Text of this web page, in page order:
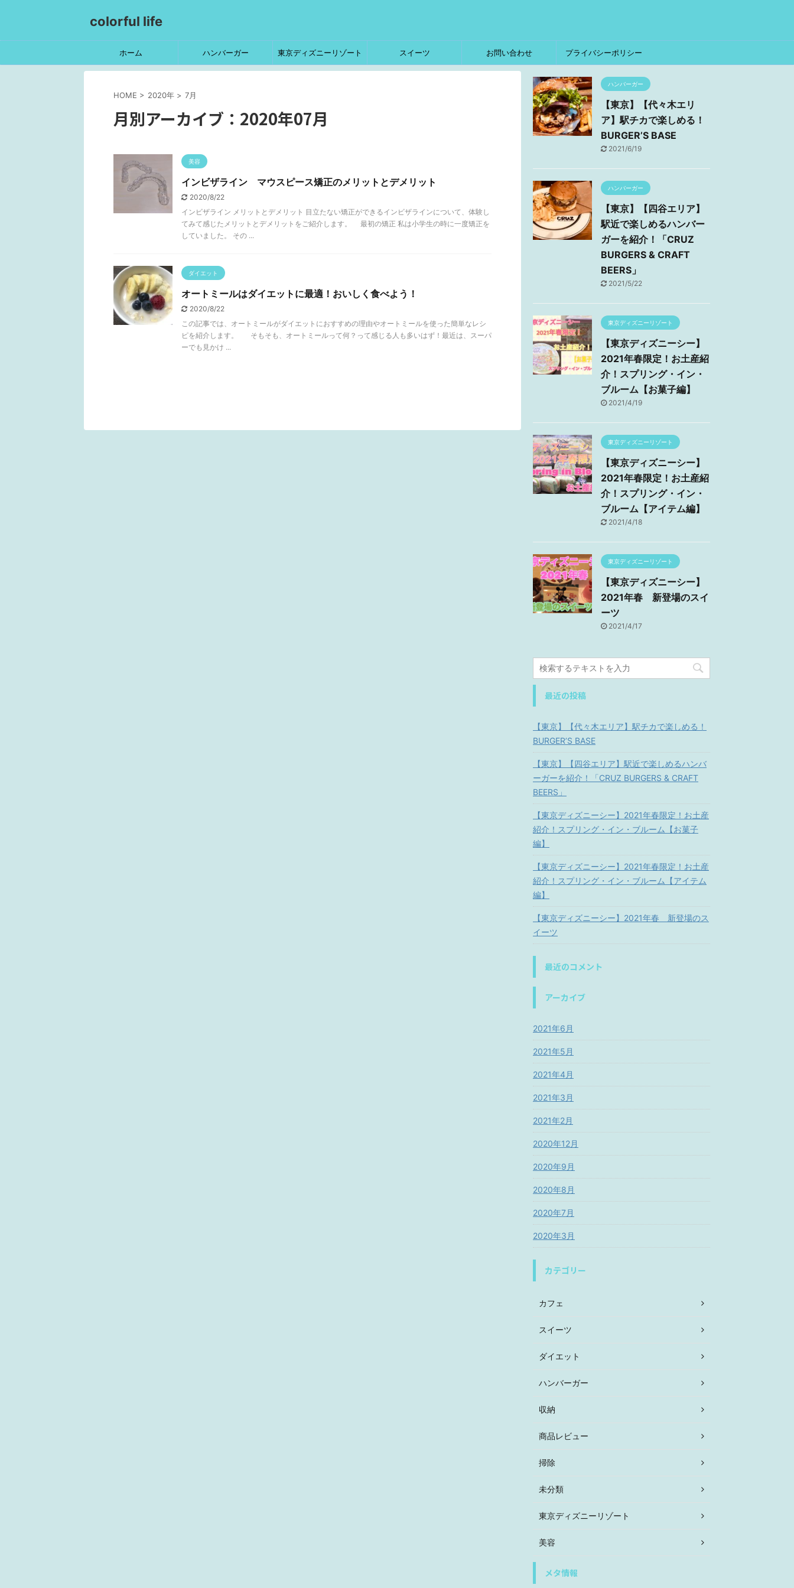
colorful life
ホーム ハンバーガー 東京ディズニーリゾート スイーツ お問い合わせ プライバシーポリシー
HOME > 2020年 > 7月
月別アーカイブ：2020年07月
美容
インビザライン マウスピース矯正のメリットとデメリット
2020/8/22
インビザライン メリットとデメリット 目立たない矯正ができるインビザラインについて、体験し
てみて感じたメリットとデメリットをご紹介します。 最初の矯正 私は小学生の時に一度矯正を
していました。 その ...
ダイエット
オートミールはダイエットに最適！おいしく食べよう！
2020/8/22
この記事では、オートミールがダイエットにおすすめの理由やオートミールを使った簡単なレシ
ピを紹介します。 そもそも、オートミールって何？って感じる人も多いはず！最近は、スーパ
ーでも見かけ ...
ハンバーガー
【東京】【代々木エリ
ア】駅チカで楽しめる！
BURGER’S BASE
2021/6/19
ハンバーガー
【東京】【四谷エリア】
駅近で楽しめるハンバー
ガーを紹介！「CRUZ
BURGERS & CRAFT
BEERS」
2021/5/22
東京ディズニーリゾート
【東京ディズニーシー】
2021年春限定！お土産紹
介！スプリング・イン・
ブルーム【お菓子編】
2021/4/19
東京ディズニーリゾート
【東京ディズニーシー】
2021年春限定！お土産紹
介！スプリング・イン・
ブルーム【アイテム編】
2021/4/18
東京ディズニーリゾート
【東京ディズニーシー】
2021年春 新登場のスイ
ーツ
2021/4/17
最近の投稿
【東京】【代々木エリア】駅チカで楽しめる！
BURGER’S BASE
【東京】【四谷エリア】駅近で楽しめるハンバ
ーガーを紹介！「CRUZ BURGERS & CRAFT
BEERS」
【東京ディズニーシー】2021年春限定！お土産
紹介！スプリング・イン・ブルーム【お菓子
編】
【東京ディズニーシー】2021年春限定！お土産
紹介！スプリング・イン・ブルーム【アイテム
編】
【東京ディズニーシー】2021年春 新登場のス
イーツ
最近のコメント
アーカイブ
2021年6月
2021年5月
2021年4月
2021年3月
2021年2月
2020年12月
2020年9月
2020年8月
2020年7月
2020年3月
カテゴリー
カフェ
スイーツ
ダイエット
ハンバーガー
収納
商品レビュー
掃除
未分類
東京ディズニーリゾート
美容
メタ情報